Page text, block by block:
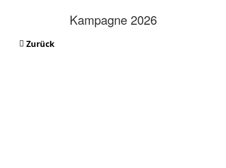
Kampagne 2026
Zurück